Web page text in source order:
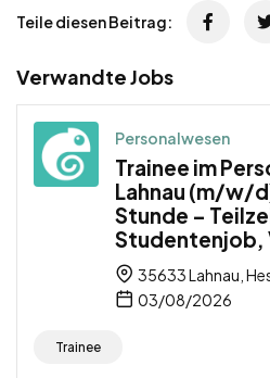
Teile diesen Beitrag:
Verwandte Jobs
Personalwesen
Trainee im
Lahnau (m/w/
Stunde –
Studentenjob,
35633 Lahnau,
03/08/2026
Trainee